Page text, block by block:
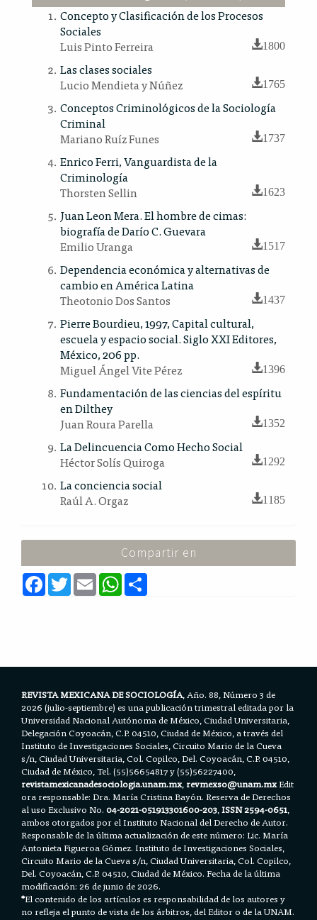
Concepto y Clasificación de los Procesos
Sociales
Luis Pinto Ferreira
1800
Las clases sociales
Lucio Mendieta y Núñez
1765
Conceptos Criminológicos de la Sociología
Criminal
Mariano Ruíz Funes
1737
Enrico Ferri, Vanguardista de la
Criminología
Thorsten Sellin
1623
Juan Leon Mera. El hombre de cimas:
biografía de Darío C. Guevara
Emilio Uranga
1517
Dependencia económica y alternativas de
cambio en América Latina
Theotonio Dos Santos
1437
Pierre Bourdieu, 1997, Capital cultural,
escuela y espacio social. Siglo XXI Editores,
México, 206 pp.
Miguel Ángel Vite Pérez
1396
Fundamentación de las ciencias del espíritu
en Dilthey
Juan Roura Parella
1352
La Delincuencia Como Hecho Social
Héctor Solís Quiroga
1292
La conciencia social
Raúl A. Orgaz
1185
Compartir en
F
a
c
T
w
E
m
a
W
h
a
REVISTA MEXICANA DE SOCIOLOGÍA, Año. 88, Número 3 de
2026 (julio-septiembre) es una publicación trimestral editada por la
Universidad Nacional Autónoma de México, Ciudad Universitaria,
Delegación Coyoacán, C.P. 04510, Ciudad de México, a través del
Instituto de Investigaciones Sociales, Circuito Mario de la Cueva
s/n, Ciudad Universitaria, Col. Copilco, Del. Coyoacán, C.P. 04510,
Ciudad de México, Tel. (55)56654817 y (55)56227400,
revistamexicanadesociologia.unam.mx,revmexso@unam.mxEdit
ora responsable: Dra. María Cristina Bayón. Reserva de Derechos
al uso Exclusivo No.04-2021-051913301600-203,ISSN 2594-0651,
ambos otorgados por el Instituto Nacional del Derecho de Autor.
Responsable de la última actualización de este número: Lic. María
Antonieta Figueroa Gómez. Instituto de Investigaciones Sociales,
Circuito Mario de la Cueva s/n, Ciudad Universitaria, Col. Copilco,
Del. Coyoacán, C.P. 04510, Ciudad de México. Fecha de la última
modificación: 26 de junio de 2026.
*El contenido de los artículos es responsabilidad de los autores y
no refleja el punto de vista de los árbitros, del Editor o de la UNAM.